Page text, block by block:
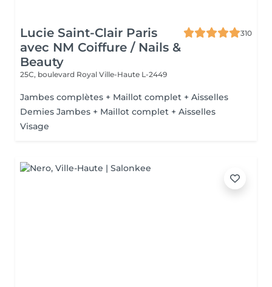
Lucie Saint-Clair Paris
avec NM Coiffure / Nails &
Beauty
310
25C, boulevard Royal Ville-Haute L-2449
Jambes complètes + Maillot complet + Aisselles
Demies Jambes + Maillot complet + Aisselles
Visage